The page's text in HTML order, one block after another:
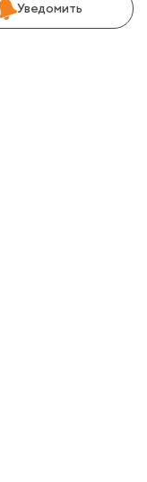
Уведомить